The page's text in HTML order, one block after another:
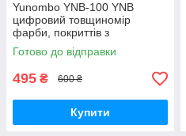
Yunombo YNB-100 YNB
цифровий товщиномір
фарби, покриттів з
підсвічуванням, не вимагає
калібрування
Готово до відправки
495 ₴ 600 ₴
Купити